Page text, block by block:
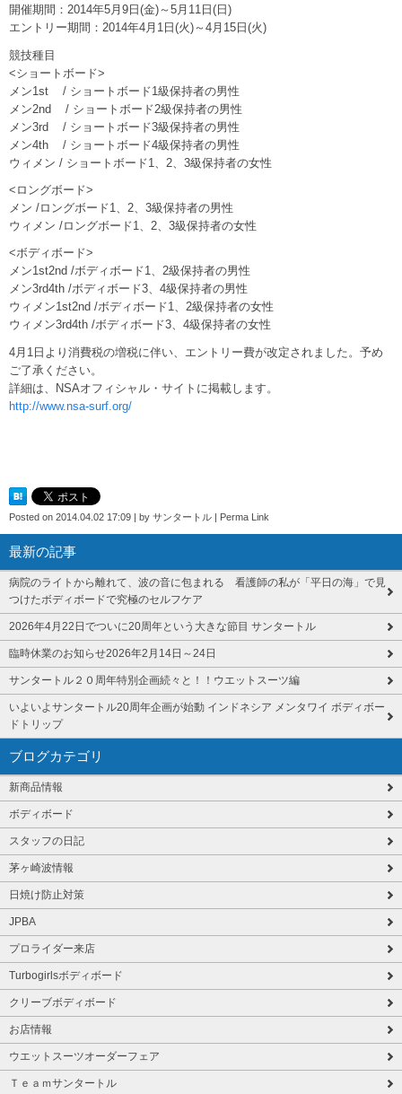
開催期間：2014年5月9日(金)～5月11日(日)
エントリー期間：2014年4月1日(火)～4月15日(火)
競技種目
<ショートボード>
メン1st / ショートボード1級保持者の男性
メン2nd / ショートボード2級保持者の男性
メン3rd / ショートボード3級保持者の男性
メン4th / ショートボード4級保持者の男性
ウィメン / ショートボード1、2、3級保持者の女性
<ロングボード>
メン /ロングボード1、2、3級保持者の男性
ウィメン /ロングボード1、2、3級保持者の女性
<ボディボード>
メン1st2nd /ボディボード1、2級保持者の男性
メン3rd4th /ボディボード3、4級保持者の男性
ウィメン1st2nd /ボディボード1、2級保持者の女性
ウィメン3rd4th /ボディボード3、4級保持者の女性
4月1日より消費税の増税に伴い、エントリー費が改定されました。予め
ご了承ください。
詳細は、NSAオフィシャル・サイトに掲載します。
http://www.nsa-surf.org/
Posted on 2014.04.02 17:09 by サンタートル Perma Link
最新の記事
病院のライトから離れて、波の音に包まれる 看護師の私が「平日の海」で見
つけたボディボードで究極のセルフケア
2026年4月22日でついに20周年という大きな節目 サンタートル
臨時休業のお知らせ2026年2月14日～24日
サンタートル２０周年特別企画続々と！！ウエットスーツ編
いよいよサンタートル20周年企画が始動 インドネシア メンタワイ ボディボー
ドトリップ
ブログカテゴリ
新商品情報
ボディボード
スタッフの日記
茅ヶ崎波情報
日焼け防止対策
JPBA
プロライダー来店
Turbogirlsボディボード
クリーブボディボード
お店情報
ウエットスーツオーダーフェア
Ｔｅａｍサンタートル